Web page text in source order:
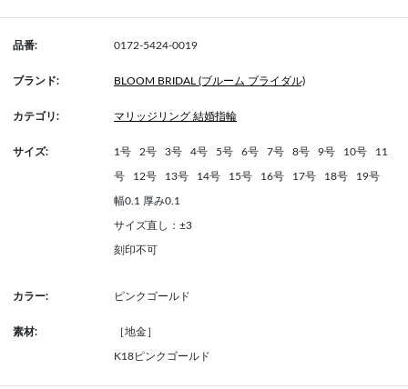
品番: 0172-5424-0019
ブランド: BLOOM BRIDAL (ブルーム ブライダル)
カテゴリ: マリッジリング 結婚指輪
サイズ: 1号 2号 3号 4号 5号 6号 7号 8号 9号 10号 11
号 12号 13号 14号 15号 16号 17号 18号 19号
幅0.1 厚み0.1
サイズ直し：±3
刻印不可
カラー: ピンクゴールド
素材: ［地金］
K18ピンクゴールド